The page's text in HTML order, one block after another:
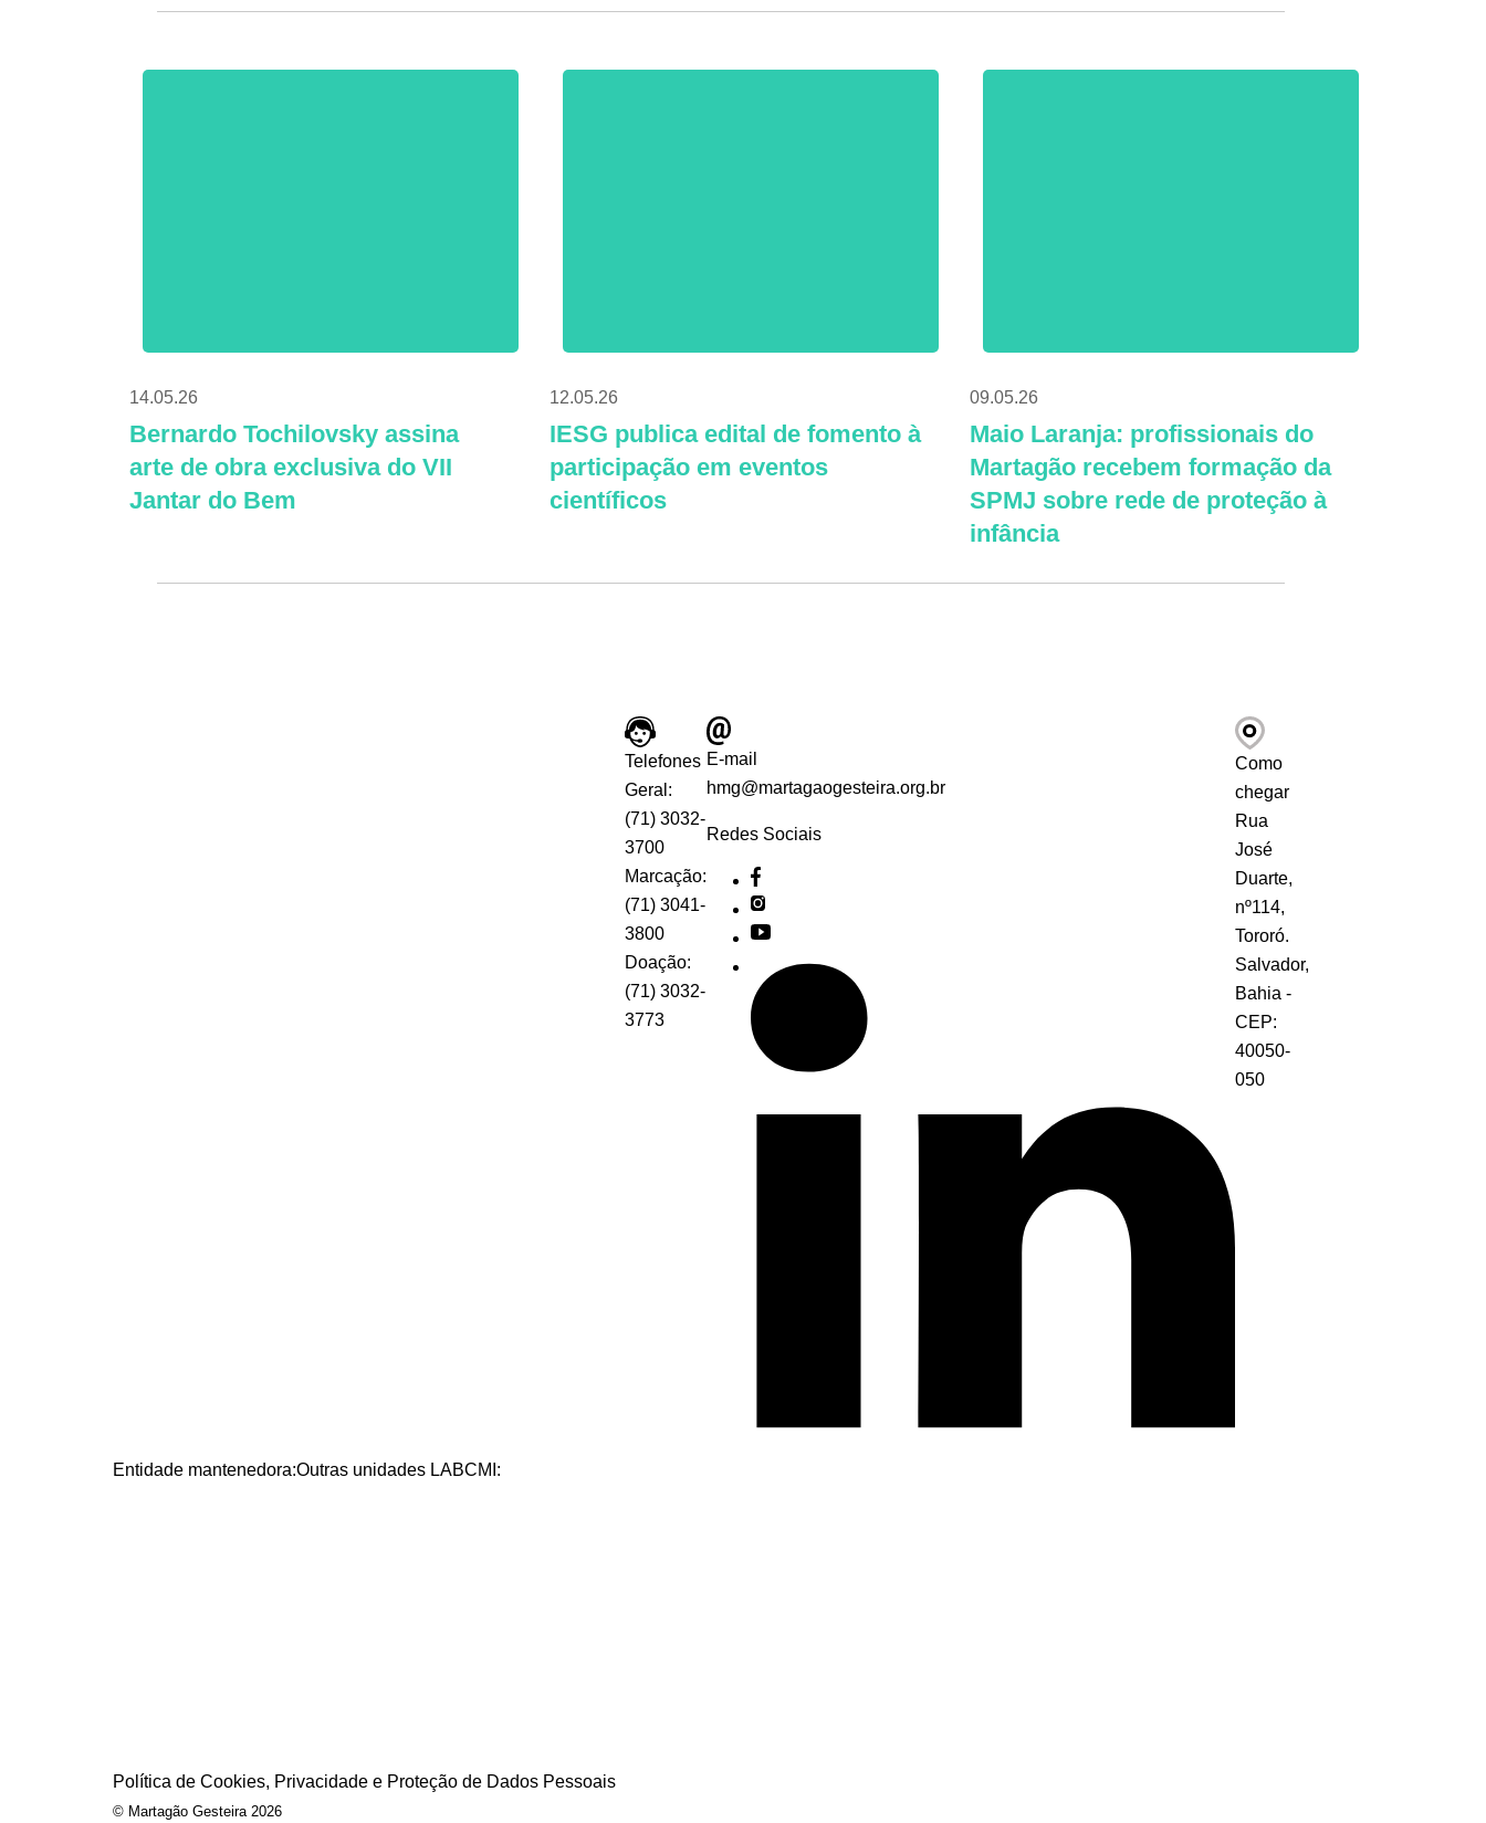
cookies
online
14.05.26
Bernardo Tochilovsky assina
arte de obra exclusiva do VII
Jantar do Bem
12.05.26
IESG publica edital de fomento à
participação em eventos
científicos
09.05.26
Maio Laranja: profissionais do
Martagão recebem formação da
SPMJ sobre rede de proteção à
infância
Telefones
Geral:
(71) 3032-
3700
Marcação:
(71) 3041-
3800
Doação:
(71) 3032-
3773
E-mail
hmg@martagaogesteira.org.br
Redes Sociais
Como
chegar
Rua
José
Duarte,
nº114,
Tororó.
Salvador,
Bahia -
CEP:
40050-
050
Entidade mantenedora:Outras unidades LABCMI:
Política de Cookies, Privacidade e Proteção de Dados Pessoais
© Martagão Gesteira 2026